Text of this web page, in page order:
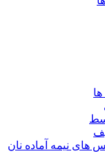
های نیمه آماده نان